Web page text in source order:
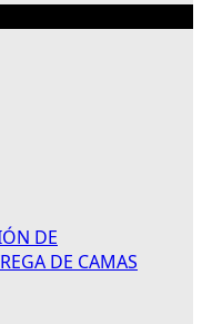
DE
DE CAMAS